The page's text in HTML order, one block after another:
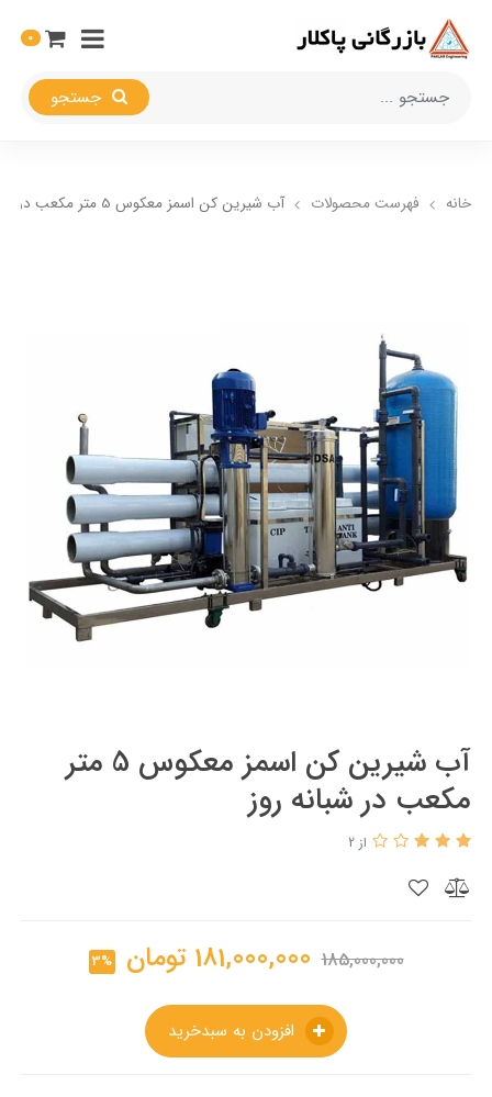
0
خانه فهرست محصولات آب شیرین کن اسمز معکوس 5 متر مکعب در شبانه روز
آب شیرین کن اسمز معکوس 5 متر
مکعب در شبانه روز
از 2
185,000,000
181,000,000 تومان 3%